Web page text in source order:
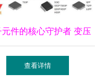
元件的核心守护者 变压
器配件全解析
查看详情